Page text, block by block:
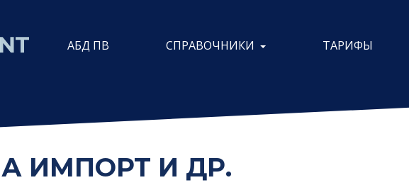
АБД ПВ СПРАВОЧНИКИ ТАРИФЫ
ИМПОРТ И ДР.